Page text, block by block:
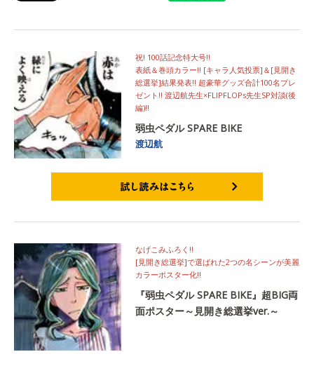
祝! 100話記念特大号!!
表紙＆巻頭カラー!! [キャラ人気投票]＆[見開き
総選挙]結果発表!! 超豪華グッズ合計100名プレ
ゼント!! 渡辺航先生×FLIPFLOPs先生SP対談(後
編)!!
弱虫ペダル SPARE BIKE
渡辺航
なげこみふろく!!
[見開き総選挙]で選ばれた2つの名シーンが美麗
カラーポスター化!!
『弱虫ペダル SPARE BIKE』超BIG両
面ポスター～見開き総選挙ver.～